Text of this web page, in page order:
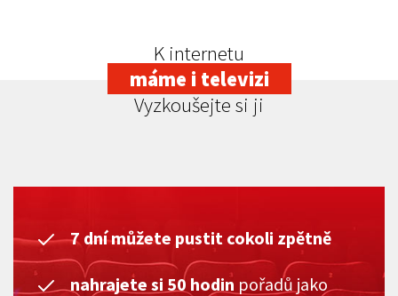
K internetu
máme i televizi
Vyzkoušejte si ji
7 dní můžete pustit cokoli zpětně
nahrajete si 50 hodin pořadů jako